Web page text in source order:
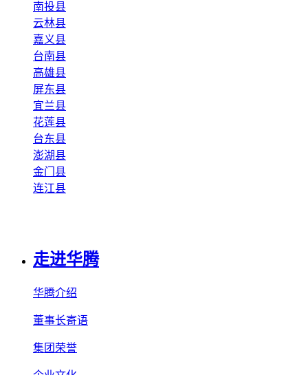
南投县
云林县
嘉义县
台南县
高雄县
屏东县
宜兰县
花莲县
台东县
澎湖县
金门县
连江县
走进华腾
华腾介绍
董事长寄语
集团荣誉